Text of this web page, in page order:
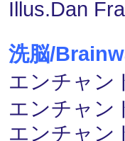
Illus.Dan
洗脳/
エンチャ
エンチャン
エンチャン